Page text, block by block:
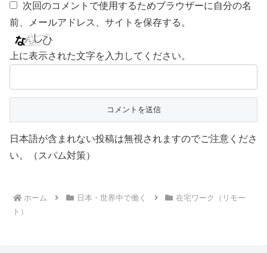
次回のコメントで使用するためブラウザーに自分の名
前、メールアドレス、サイトを保存する。
上に表示された文字を入力してください。
日本語が含まれない投稿は無視されますのでご注意くださ
い。（スパム対策）
ホーム 日本・世界中で働く
在宅ワーク（リモー
ト）